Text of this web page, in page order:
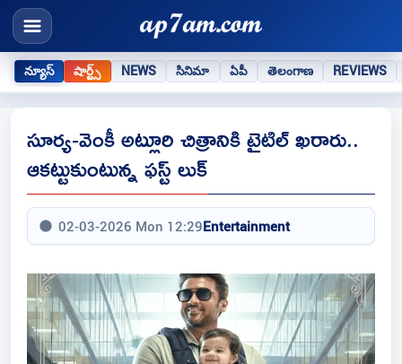
న్యూస్ షార్ట్స్ NEWS సినిమా ఏపీ తెలంగాణ REVIEWS
సూర్య-వెంకీ అట్లూరి చిత్రానికి టైటిల్ ఖరారు..
ఆకట్టుకుంటున్న ఫస్ట్ లుక్
02-03-2026 Mon 12:29Entertainment